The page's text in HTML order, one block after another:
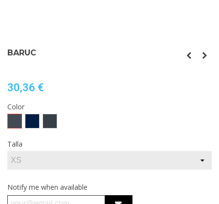
BARUC
30,36 €
Color
Talla
Notify me when available